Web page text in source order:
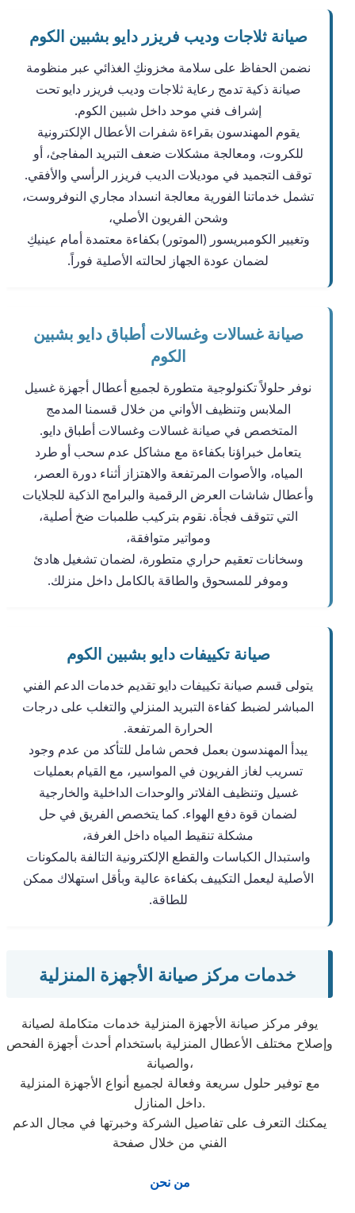
صيانة ثلاجات وديب فريزر دايو بشبين الكوم
نضمن الحفاظ على سلامة مخزونكِ الغذائي عبر منظومة
صيانة ذكية تدمج رعاية ثلاجات وديب فريزر دايو تحت
إشراف فني موحد داخل شبين الكوم.
يقوم المهندسون بقراءة شفرات الأعطال الإلكترونية
للكروت، ومعالجة مشكلات ضعف التبريد المفاجئ، أو
توقف التجميد في موديلات الديب فريزر الرأسي والأفقي.
تشمل خدماتنا الفورية معالجة انسداد مجاري النوفروست،
وشحن الفريون الأصلي،
وتغيير الكومبريسور (الموتور) بكفاءة معتمدة أمام عينيكِ
لضمان عودة الجهاز لحالته الأصلية فوراً.
صيانة غسالات وغسالات أطباق دايو بشبين
الكوم
نوفر حلولاً تكنولوجية متطورة لجميع أعطال أجهزة غسيل
الملابس وتنظيف الأواني من خلال قسمنا المدمج
المتخصص في صيانة غسالات وغسالات أطباق دايو.
يتعامل خبراؤنا بكفاءة مع مشاكل عدم سحب أو طرد
المياه، والأصوات المرتفعة والاهتزاز أثناء دورة العصر،
وأعطال شاشات العرض الرقمية والبرامج الذكية للجلايات
التي تتوقف فجأة. نقوم بتركيب طلمبات ضخ أصلية،
ومواتير متوافقة،
وسخانات تعقيم حراري متطورة، لضمان تشغيل هادئ
وموفر للمسحوق والطاقة بالكامل داخل منزلك.
صيانة تكييفات دايو بشبين الكوم
يتولى قسم صيانة تكييفات دايو تقديم خدمات الدعم الفني
المباشر لضبط كفاءة التبريد المنزلي والتغلب على درجات
الحرارة المرتفعة.
يبدأ المهندسون بعمل فحص شامل للتأكد من عدم وجود
تسريب لغاز الفريون في المواسير، مع القيام بعمليات
غسيل وتنظيف الفلاتر والوحدات الداخلية والخارجية
لضمان قوة دفع الهواء. كما يتخصص الفريق في حل
مشكلة تنقيط المياه داخل الغرفة،
واستبدال الكباسات والقطع الإلكترونية التالفة بالمكونات
الأصلية ليعمل التكييف بكفاءة عالية وبأقل استهلاك ممكن
للطاقة.
خدمات مركز صيانة الأجهزة المنزلية
يوفر مركز صيانة الأجهزة المنزلية خدمات متكاملة لصيانة
وإصلاح مختلف الأعطال المنزلية باستخدام أحدث أجهزة الفحص
والصيانة،
مع توفير حلول سريعة وفعالة لجميع أنواع الأجهزة المنزلية
داخل المنازل.
يمكنك التعرف على تفاصيل الشركة وخبرتها في مجال الدعم
الفني من خلال صفحة
من نحن